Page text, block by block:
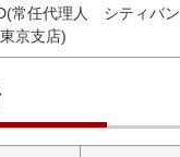
常任代理人 シティバン
京支店)